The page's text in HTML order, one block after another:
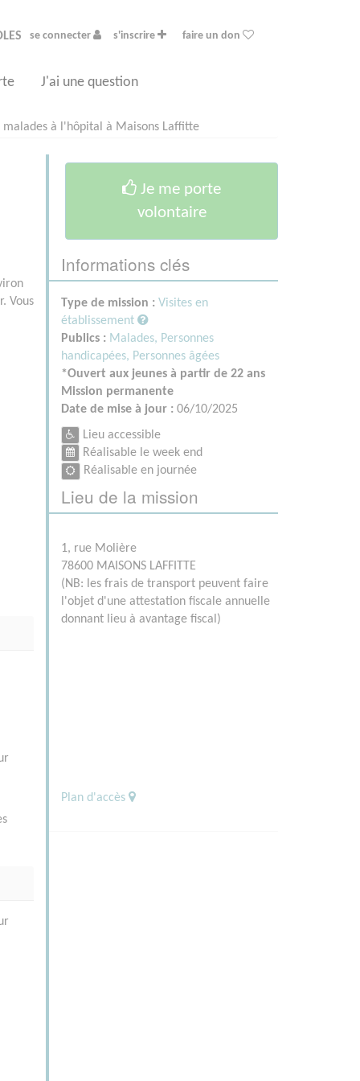
se connecter s'inscrire faire un don
J'ai une question
malades à l'hôpital à Maisons Laffitte
Vous
Je me porte
volontaire
Informations clés
Type de mission : Visites en
établissement
Publics : Malades, Personnes
handicapées, Personnes âgées
*Ouvert aux jeunes à partir de 22 ans
Mission permanente
Date de mise à jour : 06/10/2025
Lieu accessible
Réalisable le week end
Réalisable en journée
Lieu de la mission
1, rue Molière
78600 MAISONS LAFFITTE
(NB: les frais de transport peuvent faire
l'objet d'une attestation fiscale annuelle
donnant lieu à avantage fiscal)
Plan d'accès